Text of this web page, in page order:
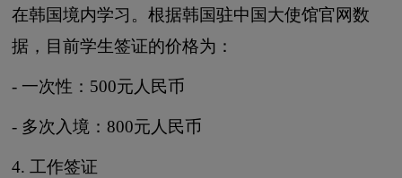
在韩国境内学习。根据韩国驻中国大使馆官网数
据，目前学生签证的价格为：
- 一次性：500元人民币
- 多次入境：800元人民币
4. 工作签证